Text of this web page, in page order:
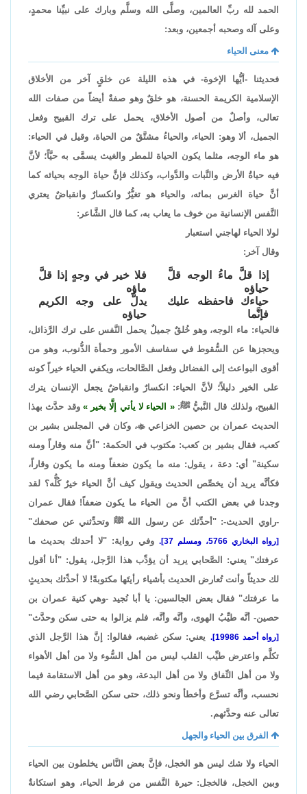
الحمد لله ربِّ العالمين، وصلَّى الله وسلَّم وبارك على نبيِّنا محمدٍ،
وعلى آله وصحبه أجمعين، وبعد:
معنى الحياء
فحديثنا -أيُّها الإخوة- في هذه الليلة عن خلقٍ آخر من الأخلاق
الإسلامية الكريمة الحسنة، هو خلقٌ وهو صفةٌ أيضاً من صفات الله
تعالى، وأصلٌ من أصول الأخلاق، يحمل على ترك القبيح وفعل
الجميل، ألا وهو: الحياء، والحياءُ مشتَّقٌ من الحياة، وقيل في الحياء:
هو ماء الوجه، مثلما يكون الحياة للمطر والغيث يسمَّى به حيَّاً؛ لأنَّ
فيه حياةُ الأرض والنَّبات والدَّواب، وكذلك فإنَّ حياة الوجه بحيائه كما
أنَّ حياة الغرس بمائه، والحياء هو تغيُّرٌ وانكسارٌ وانقباضٌ يعتري
النَّفس الإنسانية من خوف ما يعاب به، كما قال الشَّاعر:
لولا الحياء لهاجني استعبار
وقال آخر:
إذا قلَّ ماءُ الوجه قلَّ
حياؤه
فلا خير في وجهٍ إذا قلَّ
ماؤه
حياءك فاحفظه عليك
فإنَّما
يدلُّ على وجه الكريم
حياؤه
فالحياء: ماء الوجه، وهو خُلقٌ جميلٌ يحمل النَّفس على ترك الرَّذائل،
ويحجزها عن السُّقوط في سفاسف الأمور وحمأة الذُّنوب، وهو من
أقوى البواعث إلى الفضائل وفعل الصَّالحات، ويكفي الحياء خيراً كونه
على الخير دليلاً؛ لأنَّ الحياء: انكسارٌ وانقباضٌ يجعل الإنسان يترك
القبيح، ولذلك قال النَّبيُّ ﷺ:
الحياء لا يأتي إلَّا بخير
وقد حدَّث بهذا
الحديث عمران بن حصين الخزاعي، وكان في المجلس بشير بن
كعب، فقال بشير بن كعب: مكتوب في الحكمة: "أنَّ منه وقاراً ومنه
سكينة" أي: دعة ، يقول: منه ما يكون ضعفاً ومنه ما يكون وقاراً،
فكأنَّه يريد أن يخصِّص الحديث ويقول كيف أنَّ الحياء خيرٌ كُلُّه؟ لقد
وجدنا في بعض الكتب أنَّ من الحياء ما يكون ضعفاً! فقال عمران
-راوي الحديث-: "أحدِّثك عن رسول الله ﷺ وتحدِّثني عن صحفك"
[رواه البخاري 5766، ومسلم 37].
وفي رواية: "لا أحدثك بحديث ما
عرفتك" يعني: الصَّحابي يريد أن يؤدِّب هذا الرَّجل، يقول: "أنا أقول
لك حديثاً وأنت تُعارض الحديث بأشياء رأيتَها مكتوبةً! لا أحدِّثك بحديثٍ
ما عرفتك" فقال بعض الجالسين: يا أبا نُجيد -وهي كنية عمران بن
حصين- أنَّه طيِّبُ الهوى، وأنَّه وأنَّه، فلم يزالوا به حتى سكن وحدَّث"
[رواه أحمد 19986].
يعني: سكن غضبه، فقالوا: إنَّ هذا الرَّجل الذي
تكلَّم واعترض طيِّب القلب ليس من أهل السُّوء ولا من أهل الأهواء
ولا من أهل النِّفاق ولا من أهل البدعة، وهو من أهل الاستقامة فيما
نحسب، وأنَّه تسرَّع وأخطأ ونحو ذلك، حتى سكن الصَّحابي رضي الله
تعالى عنه وحدَّثهم.
الفرق بين الحياء والجهل
الحياء ولا شك ليس هو الخجل، فإنَّ بعض النَّاس يخلطون بين الحياء
وبين الخجل، فالخجل: حيرة النَّفس من فرط الحياء، وهو استكانةٌ